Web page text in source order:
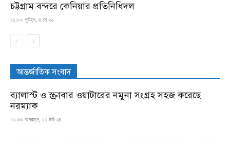
চট্টগ্রাম বন্দরে কেনিয়ার প্রতিনিধিদল
১১:০০ পূর্বাহ্ন, ৬ মে ২৬
আন্তর্জাতিক সংবাদ
ব্যালাস্ট ও স্ক্রাবার ওয়াটারের নমুনা সংগ্রহ সহজ করেছে
নরম্যাক
১২:৩৩ অপরাহ্ন, ১২ মার্চ ২৪